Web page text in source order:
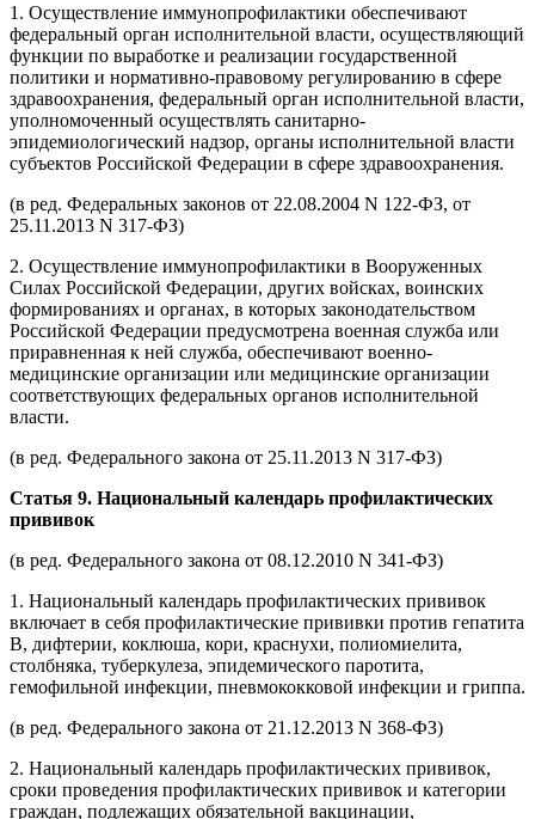
1. Осуществление иммунопрофилактики обеспечивают
федеральный орган исполнительной власти, осуществляющий
функции по выработке и реализации государственной
политики и нормативно-правовому регулированию в сфере
здравоохранения, федеральный орган исполнительной власти,
уполномоченный осуществлять санитарно-
эпидемиологический надзор, органы исполнительной власти
субъектов Российской Федерации в сфере здравоохранения.
(в ред. Федеральных законов от 22.08.2004 N 122-ФЗ, от
25.11.2013 N 317-ФЗ)
2. Осуществление иммунопрофилактики в Вооруженных
Силах Российской Федерации, других войсках, воинских
формированиях и органах, в которых законодательством
Российской Федерации предусмотрена военная служба или
приравненная к ней служба, обеспечивают военно-
медицинские организации или медицинские организации
соответствующих федеральных органов исполнительной
власти.
(в ред. Федерального закона от 25.11.2013 N 317-ФЗ)
Статья 9. Национальный календарь профилактических
прививок
(в ред. Федерального закона от 08.12.2010 N 341-ФЗ)
1. Национальный календарь профилактических прививок
включает в себя профилактические прививки против гепатита
В, дифтерии, коклюша, кори, краснухи, полиомиелита,
столбняка, туберкулеза, эпидемического паротита,
гемофильной инфекции, пневмококковой инфекции и гриппа.
(в ред. Федерального закона от 21.12.2013 N 368-ФЗ)
2. Национальный календарь профилактических прививок,
сроки проведения профилактических прививок и категории
граждан, подлежащих обязательной вакцинации,